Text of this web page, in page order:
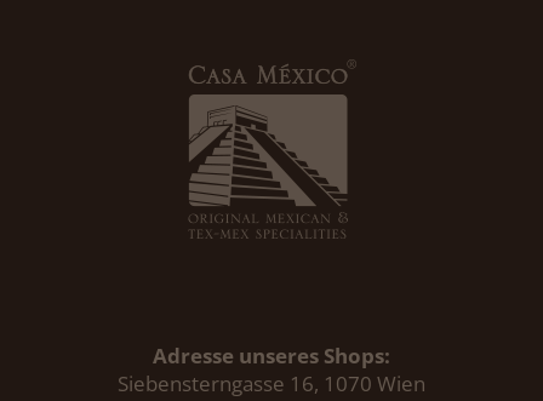
Adresse unseres Shops:
Siebensterngasse 16, 1070 Wien